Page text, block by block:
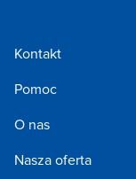
Kontakt
Pomoc
O nas
Nasza oferta